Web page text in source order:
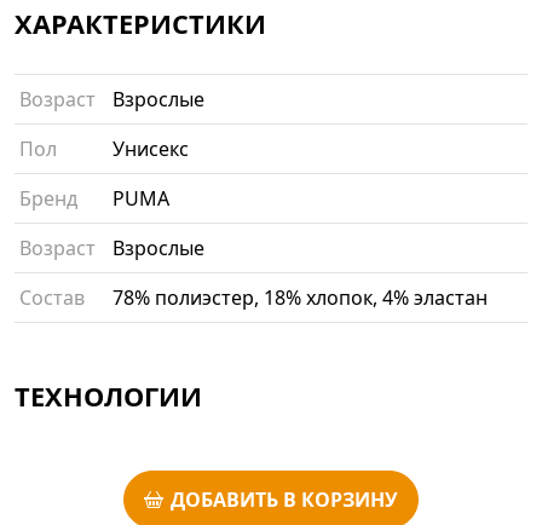
ХАРАКТЕРИСТИКИ
Возраст
Взрослые
Пол
Унисекс
Бренд
PUMA
Возраст
Взрослые
Состав
78% полиэстер, 18% хлопок, 4% эластан
ТЕХНОЛОГИИ
ДОБАВИТЬ В КОРЗИНУ